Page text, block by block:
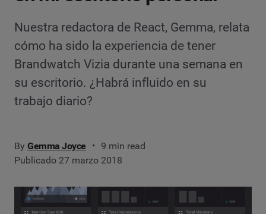
Nuestra redactora de React, Gemma, relata
cómo ha sido la experiencia de tener
Brandwatch Vizia durante una semana en
su escritorio. ¿Habrá influido en su
trabajo diario?
By Gemma Joyce
9 min read
Publicado 27 marzo 2018